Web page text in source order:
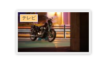
テレビ